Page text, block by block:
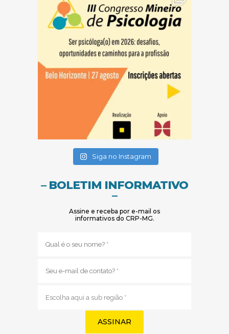
Siga no Instagram
– BOLETIM INFORMATIVO
–
Assine e receba por e-mail os
informativos do CRP-MG.
mail
região